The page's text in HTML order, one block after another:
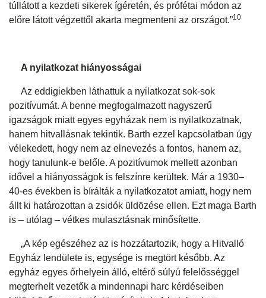
túllátott a kezdeti sikerek ígéretén, és prófétai módon az
előre látott végzettől akarta megmenteni az országot.”10
A nyilatkozat hiányosságai
Az eddigiekben láthattuk a nyilatkozat sok-sok
pozitívumát. A benne megfogalmazott nagyszerű
igazságok miatt egyes egyházak nem is nyilatkozatnak,
hanem hitvallásnak tekintik. Barth ezzel kapcsolatban úgy
vélekedett, hogy nem az elnevezés a fontos, hanem az,
hogy tanulunk-e belőle. A pozitívumok mellett azonban
idővel a hiányosságok is felszínre kerültek. Már a 1930–
40-es években is bírálták a nyilatkozatot amiatt, hogy nem
állt ki határozottan a zsidók üldözése ellen. Ezt maga Barth
is – utólag – vétkes mulasztásnak minősítette.
„A kép egészéhez az is hozzátartozik, hogy a Hitvalló
Egyház lendülete is, egysége is megtört később. Az
egyház egyes őrhelyein álló, eltérő súlyú felelősséggel
megterhelt vezetők a mindennapi harc kérdéseiben